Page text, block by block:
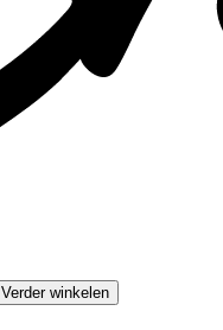
Verder winkelen